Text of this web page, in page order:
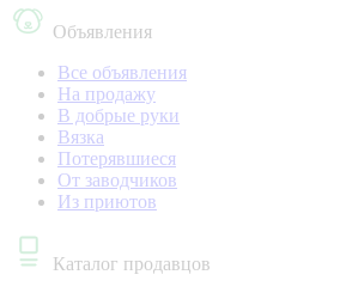
Объявления
Все объявления
На продажу
В добрые руки
Вязка
Потерявшиеся
От заводчиков
Из приютов
Каталог продавцов